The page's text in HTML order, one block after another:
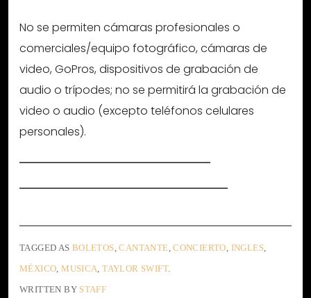
No se permiten cámaras profesionales o
comerciales/equipo fotográfico, cámaras de
video, GoPros, dispositivos de grabación de
audio o trípodes; no se permitirá la grabación de
video o audio (excepto teléfonos celulares
personales).
TAGGED AS BOLETOS,CANTANTE,CONCIERTO, INGLES,
MÉXICO,MUSICA,TAYLOR SWIFT.
WRITTEN BY STAFF